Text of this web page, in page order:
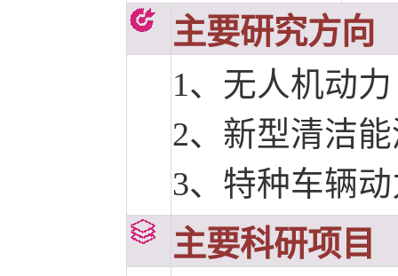
主要研究方向
1、无人机动力
2、新型清洁
3、特种车辆
主要科研项目